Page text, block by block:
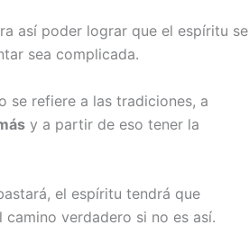
así poder lograr que el espíritu se
sea complicada.
se refiere a las tradiciones, a
y a partir de eso tener la
el espíritu tendrá que
verdadero si no es así.